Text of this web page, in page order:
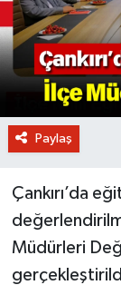
Paylaş
Çankırı’da
Müdürleri